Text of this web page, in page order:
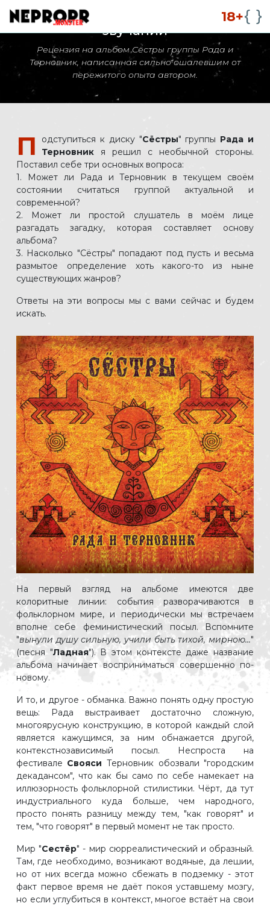
18+
Рада, Терновник и Сёстры в новом
звучании
Рецензия на альбом Сёстры группы Рада и
Терновник, написанная сильно ошалевшим от
пережитого опыта автором.
П одступиться к диску "Сёстры" группы Рада и
Терновникя решил с необычной стороны.
Поставил себе три основных вопроса:
1. Может ли Рада и Терновник в текущем своём
состоянии считаться группой актуальной и
современной?
2. Может ли простой слушатель в моём лице
разгадать загадку, которая составляет основу
альбома?
3. Насколько "Сёстры" попадают под пусть и весьма
размытое определение хоть какого-то из ныне
существующих жанров?
Ответы на эти вопросы мы с вами сейчас и будем
искать.
На первый взгляд на альбоме имеются две
колоритные линии: события разворачиваются в
фольклорном мире, и периодически мы встречаем
вполне себе феминистический посыл. Вспомните
"вынули душу сильную, учили быть тихой, мирною..."
(песня "Ладная"). В этом контексте даже название
альбома начинает восприниматься совершенно по-
новому.
И то, и другое - обманка. Важно понять одну простую
вещь: Рада выстраивает достаточно сложную,
многоярусную конструкцию, в которой каждый слой
является кажущимся, за ним обнажается другой,
контекстнозависимый посыл. Неспроста на
фестивале Свояси Терновник обозвали "городским
декадансом", что как бы само по себе намекает на
иллюзорность фольклорной стилистики. Чёрт, да тут
индустриального куда больше, чем народного,
просто понять разницу между тем, "как говорят" и
тем, "что говорят" в первый момент не так просто.
Мир "Сестёр" - мир сюрреалистический и образный.
Там, где необходимо, возникают водяные, да лешии,
но от них всегда можно сбежать в подземку - этот
факт первое время не даёт покоя уставшему мозгу,
но если углубиться в контекст, многое встаёт на свои